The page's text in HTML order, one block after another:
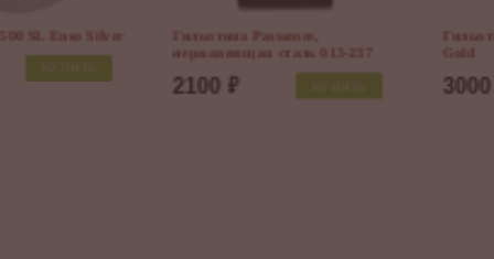
Гильотина Aficionado GC 302
Gold
3000₽ КУПИТЬ
Гильотина Caseti, черная